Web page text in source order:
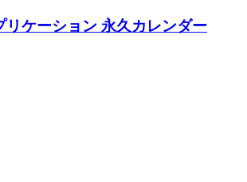
リケーション 永久カレンダー